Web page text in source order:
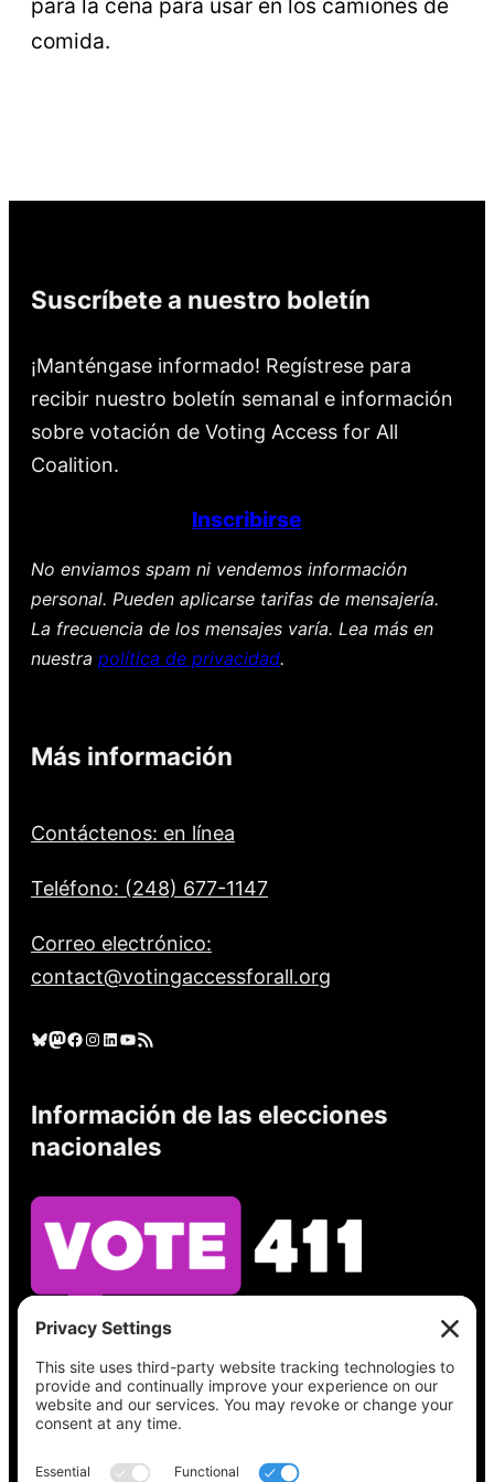
comida.
Suscríbete a nuestro boletín
¡Manténgase informado! Regístrese para
recibir nuestro boletín semanal e información
sobre votación de Voting Access for All
Coalition.
Inscribirse
No enviamos spam ni vendemos información
personal. Pueden aplicarse tarifas de mensajería.
La frecuencia de los mensajes varía. Lea más en
nuestra política de privacidad.
Más información
Contáctenos: en línea
Teléfono: (248) 677-1147
Correo electrónico:
contact@votingaccessforall.org
Cielo azul Mastodonte Facebook Instagram LinkedIn YouTube Feed RSS
Información de las elecciones
nacionales
Vea lo que hay en su boleta, encuentre su
lugar de votación, verifique el estado de su
registro y obtenga toda la información
electoral que necesita enVote411.org.